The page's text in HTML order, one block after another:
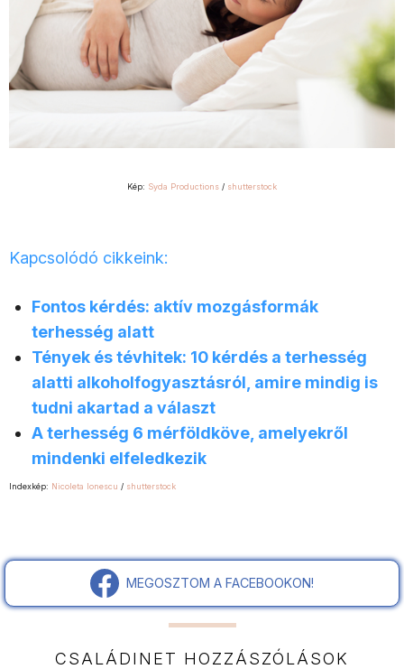
Kép: Syda Productions / shutterstock
Kapcsolódó cikkeink:
Fontos kérdés: aktív mozgásformák
terhesség alatt
Tények és tévhitek: 10 kérdés a terhesség
alatti alkoholfogyasztásról, amire mindig is
tudni akartad a választ
A terhesség 6 mérföldköve, amelyekről
mindenki elfeledkezik
Indexkép: Nicoleta Ionescu / shutterstock
MEGOSZTOM A FACEBOOKON!
CSALÁDINET HOZZÁSZÓLÁSOK